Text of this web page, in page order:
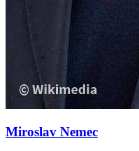
Miroslav Nemec